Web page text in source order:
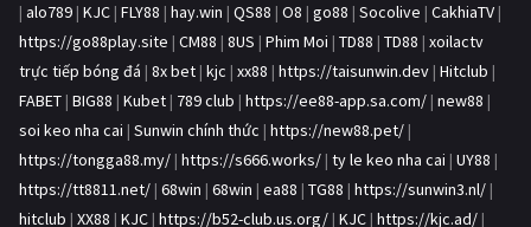
| alo789 | KJC | FLY88 | hay.win | QS88 | O8 | go88 | Socolive | CakhiaTV |
https://go88play.site | CM88 | 8US | Phim Moi | TD88 | TD88 | xoilactv
trực tiếp bóng đá | 8x bet | kjc | xx88 | https://taisunwin.dev | Hitclub |
FABET | BIG88 | Kubet | 789 club | https://ee88-app.sa.com/ | new88 |
soi keo nha cai | Sunwin chính thức | https://new88.pet/ |
https://tongga88.my/ | https://s666.works/ | ty le keo nha cai | UY88 |
https://tt8811.net/ | 68win | 68win | ea88 | TG88 | https://sunwin3.nl/ |
hitclub | XX88 | KJC | https://b52-club.us.org/ | KJC | https://kjc.ad/ |